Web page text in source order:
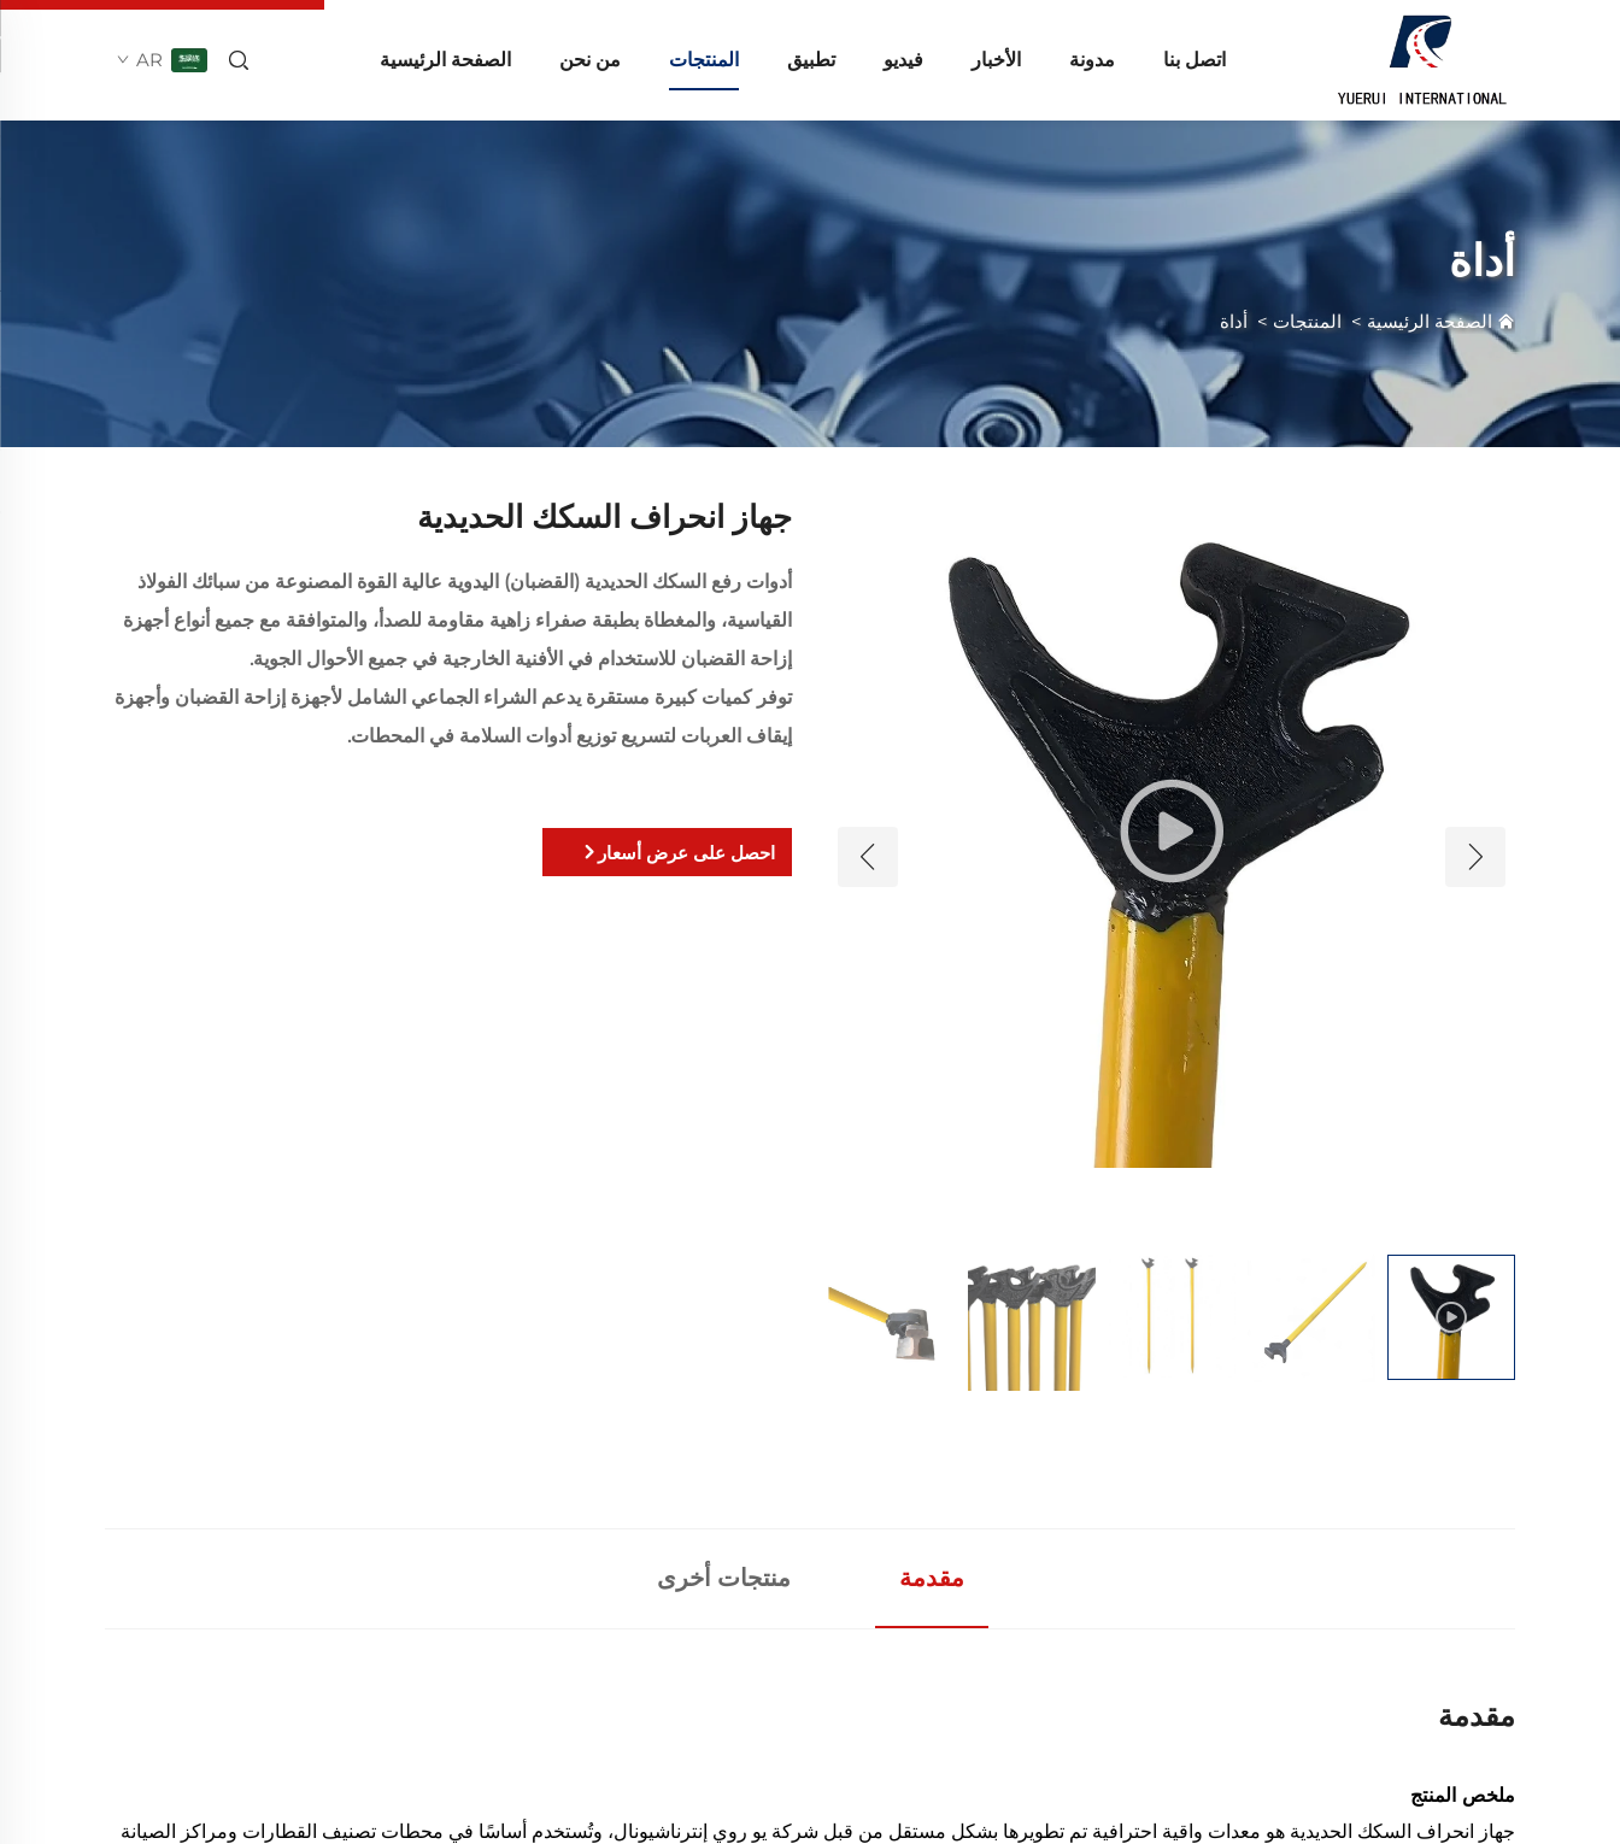
الصفحة الرئيسية من نحن المنتجات تطبيق فيديو الأخبار مدونة اتصل بنا AR
أداة
الصفحة الرئيسية > المنتجات > أداة
جهاز انحراف السكك الحديدية
أدوات رفع السكك الحديدية (القضبان) اليدوية عالية القوة المصنوعة من سبائك الفولاذ
القياسية، والمغطاة بطبقة صفراء زاهية مقاومة للصدأ، والمتوافقة مع جميع أنواع أجهزة
إزاحة القضبان للاستخدام في الأفنية الخارجية في جميع الأحوال الجوية.
توفر كميات كبيرة مستقرة يدعم الشراء الجماعي الشامل لأجهزة إزاحة القضبان وأجهزة
إيقاف العربات لتسريع توزيع أدوات السلامة في المحطات.
احصل على عرض أسعار
مقدمة منتجات أخرى
مقدمة
ملخص المنتج
جهاز انحراف السكك الحديدية هو معدات واقية احترافية تم تطويرها بشكل مستقل من قبل شركة يو روي إنترناشيونال، وتُستخدم أساسًا في محطات تصنيف القطارات ومراكز الصيانة